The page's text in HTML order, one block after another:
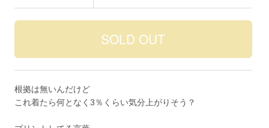
根拠は無いんだけど
これ着たら何となく3％くらい気分上がりそう？